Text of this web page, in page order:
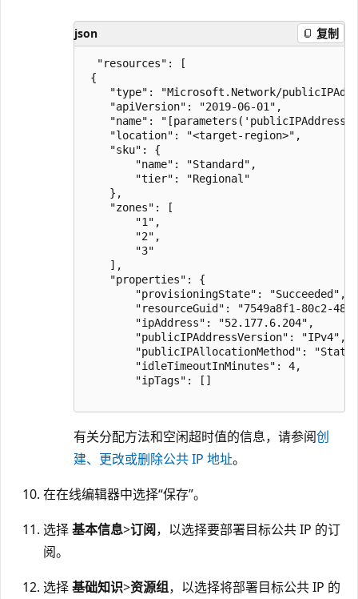
json 复制
  "resources": [
{
"type": "Microsoft.Network/
    "apiVersion": "2019-06-01",
"name":
    "location": "<target-region>",
    "sku": {
        "name": "Standard",
        "tier": "Regional"
    },
    "zones": [
        "1",
        "2",
        "3"
    ],
    "properties": {
        "provisioningState": "Succeeded",
"resourceGuid": "7549a8f1-80c2-
        "ipAddress": "52.177.6.204",
        "publicIPAddressVersion": "IPv4",
"publicIPAllocationMethod":
        "idleTimeoutInMinutes": 4,
        "ipTags": []
有关分配方法和空闲超时值的信息，请参阅创
建、更改或删除公共 IP 地址。
在在线编辑器中选择“保存”。
选择基本信息>订阅，以选择要部署目标公共 IP 的订
阅。
选择基础知识>资源组，以选择将部署目标公共 IP 的